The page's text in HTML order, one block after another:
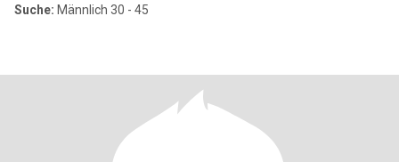
Suche: Männlich 30 - 45